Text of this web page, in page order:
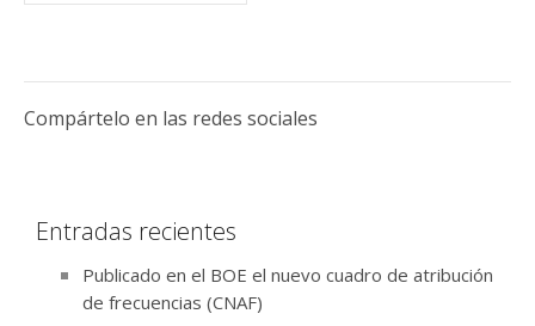
Compártelo en las redes sociales
Entradas recientes
Publicado en el BOE el nuevo cuadro de atribución
de frecuencias (CNAF)